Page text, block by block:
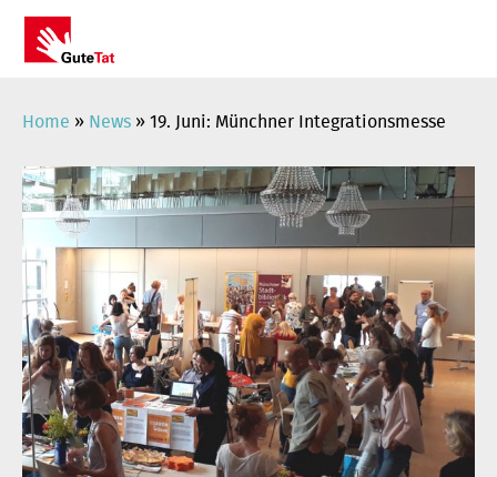
springen
Home » News » 19. Juni: Münchner Integrationsmesse